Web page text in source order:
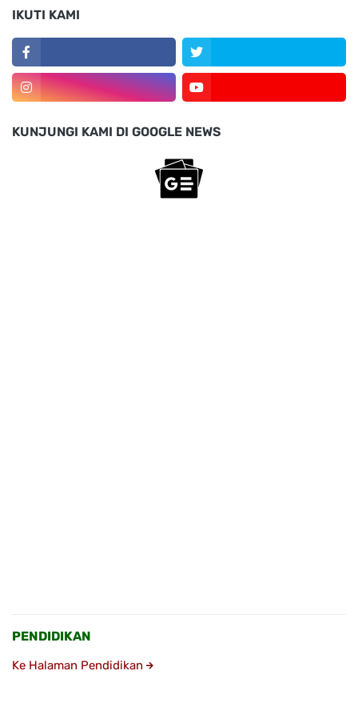
IKUTI KAMI
KUNJUNGI KAMI DI GOOGLE NEWS
PENDIDIKAN
Ke Halaman Pendidikan